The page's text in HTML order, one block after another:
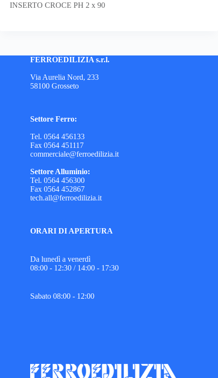
INSERTO CROCE PH 2 x 90
FERROEDILIZIA s.r.l.
Via Aurelia Nord, 233
58100 Grosseto
Settore Ferro:
Tel. 0564 456133
Fax 0564 451117
commerciale@ferroedilizia.it
Settore Alluminio:
Tel. 0564 456300
Fax 0564 452867
tech.all@ferroedilizia.it
ORARI DI APERTURA
Da lunedì a venerdì
08:00 - 12:30 / 14:00 - 17:30
Sabato 08:00 - 12:00